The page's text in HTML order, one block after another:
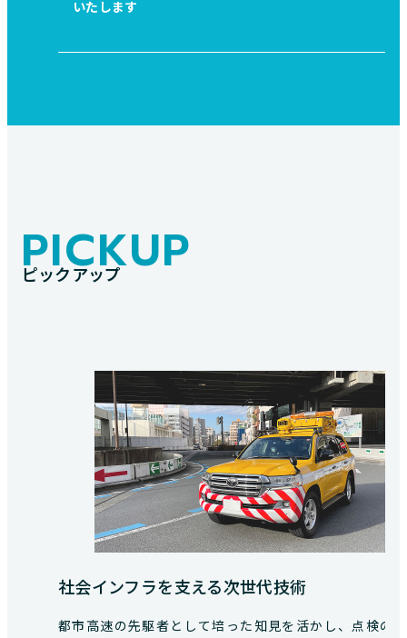
いたします
PICKUP
ピックアップ
社会インフラを支える次世代技術
都市高速の先駆者として培った知見を活かし、点検の効